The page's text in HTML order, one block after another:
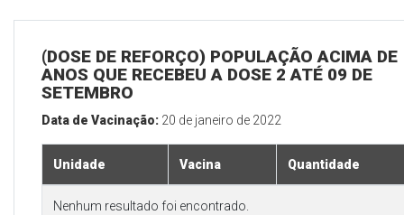
(DOSE DE REFORÇO) POPULAÇÃO ACIMA DE
ANOS QUE RECEBEU A DOSE 2 ATÉ 09 DE
SETEMBRO
Data de Vacinação: 20 de janeiro de 2022
Unidade Vacina Quantidade
Nenhum resultado foi encontrado.